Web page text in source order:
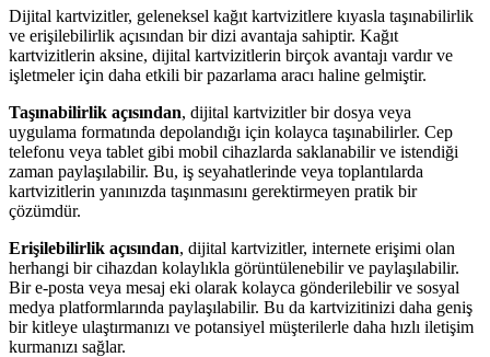
Dijital kartvizitler, geleneksel kağıt kartvizitlere kıyasla taşınabilirlik
ve erişilebilirlik açısından bir dizi avantaja sahiptir. Kağıt
kartvizitlerin aksine, dijital kartvizitlerin birçok avantajı vardır ve
işletmeler için daha etkili bir pazarlama aracı haline gelmiştir.
Taşınabilirlik açısından, dijital kartvizitler bir dosya veya
uygulama formatında depolandığı için kolayca taşınabilirler. Cep
telefonu veya tablet gibi mobil cihazlarda saklanabilir ve istendiği
zaman paylaşılabilir. Bu, iş seyahatlerinde veya toplantılarda
kartvizitlerin yanınızda taşınmasını gerektirmeyen pratik bir
çözümdür.
Erişilebilirlik açısından, dijital kartvizitler, internete erişimi olan
herhangi bir cihazdan kolaylıkla görüntülenebilir ve paylaşılabilir.
Bir e-posta veya mesaj eki olarak kolayca gönderilebilir ve sosyal
medya platformlarında paylaşılabilir. Bu da kartvizitinizi daha geniş
bir kitleye ulaştırmanızı ve potansiyel müşterilerle daha hızlı iletişim
kurmanızı sağlar.